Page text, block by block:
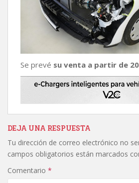
Se prevé su venta a partir de
DEJA UNA RESPUESTA
Tu dirección de correo electrónico no
campos obligatorios están marcados
Comentario *